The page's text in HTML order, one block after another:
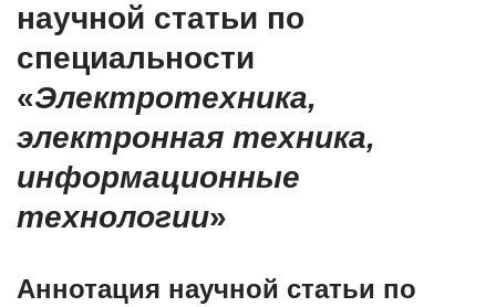
научной статьи по
специальности
«Электротехника,
электронная техника,
информационные
технологии»
Аннотация научной статьи по